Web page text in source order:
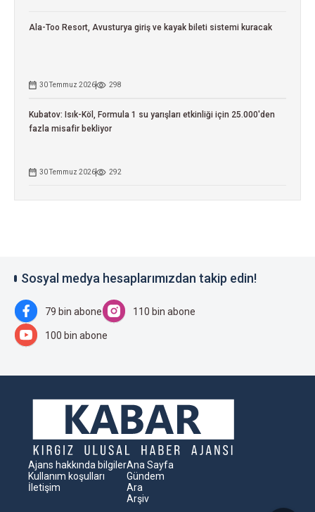
Ala-Too Resort, Avusturya giriş ve kayak bileti sistemi kuracak
30 Temmuz 2026 298
Kubatov: Isık-Köl, Formula 1 su yarışları etkinliği için 25.000'den
fazla misafir bekliyor
30 Temmuz 2026 292
Sosyal medya hesaplarımızdan takip edin!
79 bin abone 110 bin abone
100 bin abone
Ajans hakkında bilgiler
Kullanım koşulları
İletişim
Ana Sayfa
Gündem
Ara
Arşiv